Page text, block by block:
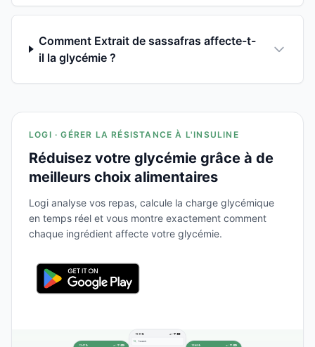
Comment Extrait de sassafras affecte-t-
il la glycémie ?
LOGI · GÉRER LA RÉSISTANCE À L'INSULINE
Réduisez votre glycémie grâce à de
meilleurs choix alimentaires
Logi analyse vos repas, calcule la charge glycémique
en temps réel et vous montre exactement comment
chaque ingrédient affecte votre glycémie.